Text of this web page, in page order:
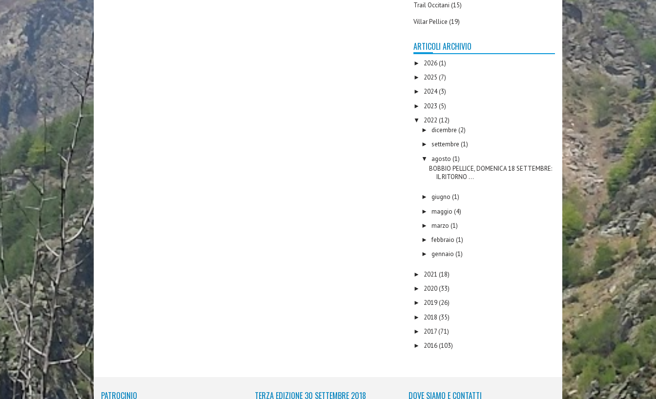
Trail Occitani (15)
Villar Pellice (19)
ARTICOLI ARCHIVIO
► 2026 (1)
► 2025 (7)
► 2024(3)
► 2023 (5)
▼ 2022 (12)
► dicembre (2)
► settembre (1)
▼ agosto (1)
BOBBIO PELLICE, DOMENICA 18 SETTEMBRE:
IL RITORNO ...
► giugno (1)
► maggio (4)
► marzo (1)
►febbraio (1)
► gennaio (1)
► 2021 (18)
► 2020 (33)
► 2019 (26)
► 2018 (35)
► 2017 (71)
► 2016 (103)
PATROCINIO TERZA EDIZIONE 30 SETTEMBRE 2018 DOVE SIAMO E CONTATTI